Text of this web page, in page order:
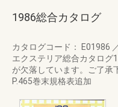
1986総合カタログ
カタログコード： E01986
エクステリア総合カタログ
が欠落しています。ご了承
P.465巻末規格表追加